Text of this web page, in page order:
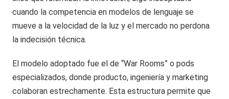
cuando la competencia en modelos de lenguaje se
mueve a la velocidad de la luz y el mercado no perdona
la indecisión técnica.
El modelo adoptado fue el de “War Rooms” o pods
especializados, donde producto, ingeniería y marketing
colaboran estrechamente. Esta estructura permite que